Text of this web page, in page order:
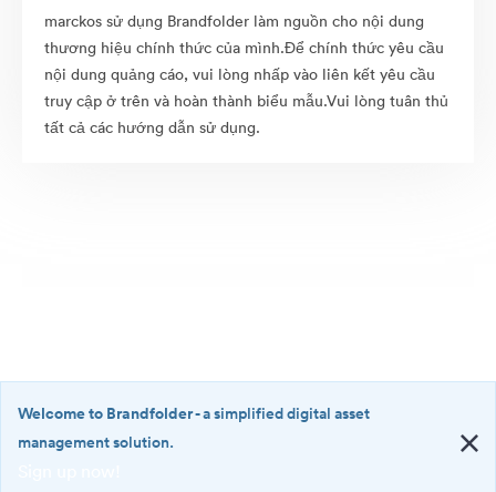
marckos sử dụng Brandfolder làm nguồn cho nội dung
thương hiệu chính thức của mình.Để chính thức yêu cầu
nội dung quảng cáo, vui lòng nhấp vào liên kết yêu cầu
truy cập ở trên và hoàn thành biểu mẫu.Vui lòng tuân thủ
tất cả các hướng dẫn sử dụng.
Welcome to Brandfolder- a simplified digital asset
management solution.